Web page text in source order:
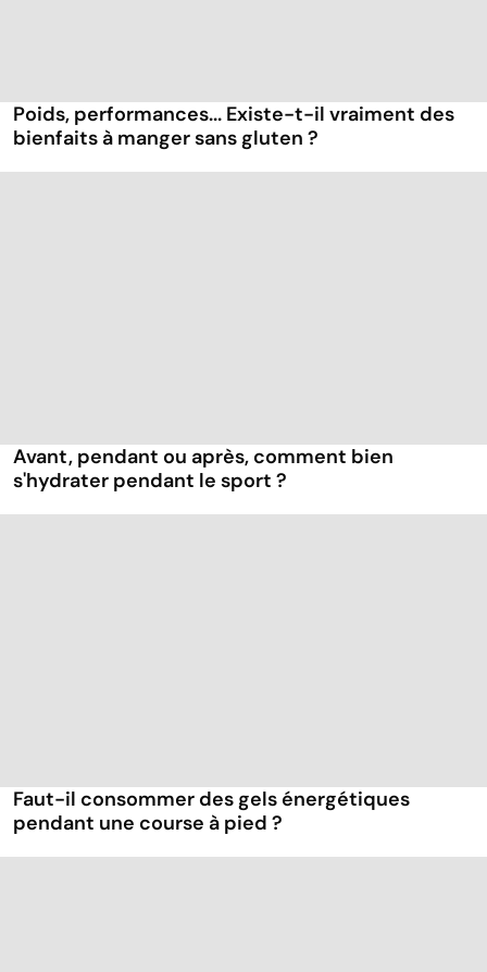
Poids, performances... Existe-t-il vraiment des
bienfaits à manger sans gluten ?
Avant, pendant ou après, comment bien
s'hydrater pendant le sport ?
Faut-il consommer des gels énergétiques
pendant une course à pied ?